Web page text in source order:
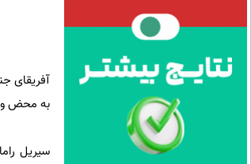
آفریقای
به محض
سیریل